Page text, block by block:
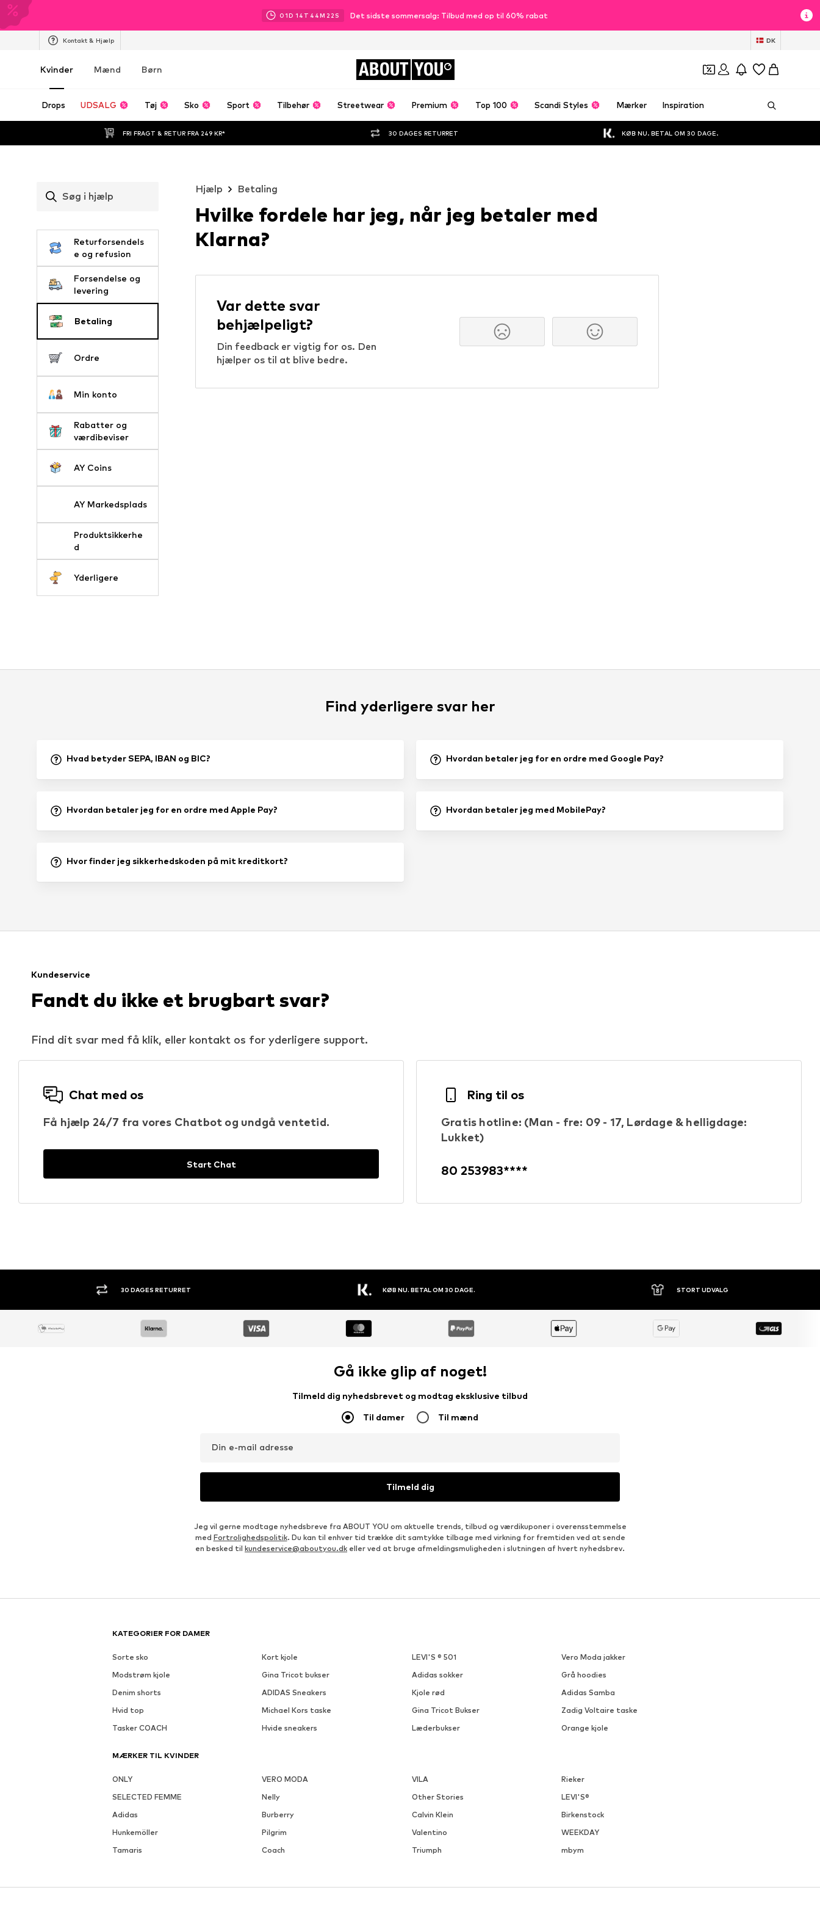
01D 14 T 44M 21 S Det sidste sommersalg: Tilbud med op til 60% rabat
Kontakt & Hjælp DK
Kvinder Mænd Børn ABOUT YOU
Drops UDSALG Tøj Sko Sport Tilbehør Streetwear Premium Top 100 Scandi Styles Mærker Inspiration
FRI FRAGT & RETUR FRA 249 KR* 30 DAGES RETURRET KØB NU. BETAL OM 30 DAGE.
Søg i hjælp
Returforsendels
e og refusion
Forsendelse og
levering
Betaling
Ordre
Min konto
Rabatter og
værdibeviser
AY Coins
AY Markedsplads
Produktsikkerhe
d
Yderligere
Hjælp Betaling
Hvilke fordele har jeg, når jeg betaler med
Klarna?
Var dette svar
behjælpeligt?
Din feedback er vigtig for os. Den
hjælper os til at blive bedre.
Find yderligere svar her
Hvad betyder SEPA, IBAN og BIC? Hvordan betaler jeg for en ordre med Google Pay?
Hvordan betaler jeg for en ordre med Apple Pay? Hvordan betaler jeg med MobilePay?
Hvor finder jeg sikkerhedskoden på mit kreditkort?
Kundeservice
Fandt du ikke et brugbart svar?
Find dit svar med få klik, eller kontakt os for yderligere support.
Chat med os
Få hjælp 24/7 fra vores Chatbot og undgå ventetid.
Start Chat
Ring til os
Gratis hotline: (Man - fre: 09 - 17, Lørdage & helligdage:
Lukket)
80 253983****
30 DAGES RETURRET KØB NU. BETAL OM 30 DAGE. STORT UDVALG
Gå ikke glip af noget!
Tilmeld dig nyhedsbrevet og modtag eksklusive tilbud
Til damer Til mænd
Din e-mail adresse
Tilmeld dig
Jeg vil gerne modtage nyhedsbreve fra ABOUT YOU om aktuelle trends, tilbud og værdikuponer i overensstemmelse
med Fortrolighedspolitik. Du kan til enhver tid trække dit samtykke tilbage med virkning for fremtiden ved at sende
en besked til kundeservice@aboutyou.dk eller ved at bruge afmeldingsmuligheden i slutningen af hvert nyhedsbrev.
KATEGORIER FOR DAMER
Sorte sko Kort kjole LEVI'S ® 501
Vero Moda jakker
Modstrøm kjole
Gina Tricot bukser Adidas sokker
Grå hoodies
Denim shorts
ADIDAS Sneakers Kjole rød
Adidas Samba
Hvid top
Michael Kors taske Gina Tricot Bukser
Zadig Voltaire taske
Tasker COACH
Hvide sneakers Læderbukser Orange kjole
MÆRKER TIL KVINDER
ONLY VERO MODA VILA
Rieker
SELECTED FEMME
Nelly Other Stories
LEVI'S®
Adidas
Burberry Calvin Klein
Birkenstock
Hunkemöller
Pilgrim Valentino
WEEKDAY
Tamaris
Coach Triumph mbym